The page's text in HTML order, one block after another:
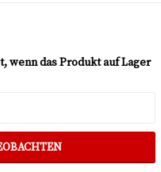
wenn das Produkt auf Lager